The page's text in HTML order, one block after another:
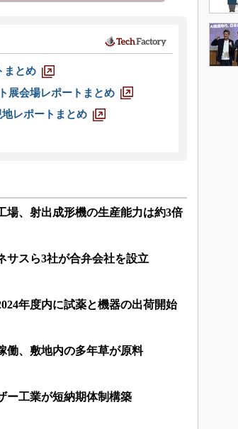
まとめ
展会場レポートまとめ
レポートまとめ
場、射出成形機の生産能力は約3倍
サスら3社が合弁会社を設立
年度内に試薬と機器の出荷開始
働、敷地内の多年草が原料
ー工業が短納期体制構築